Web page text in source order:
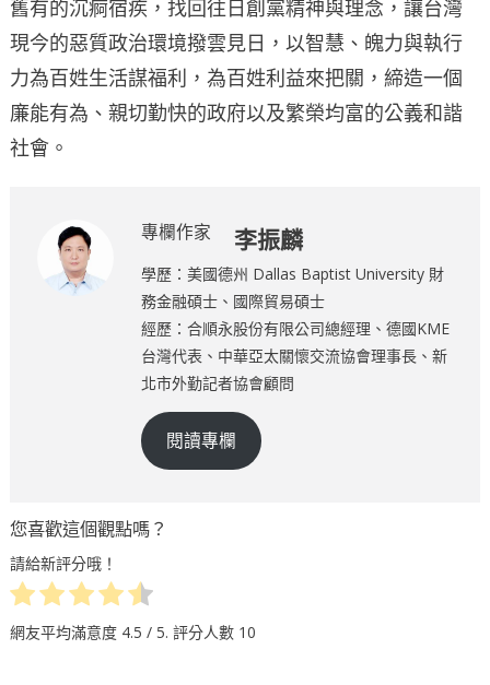
舊有的沉痾宿疾，找回往日創黨精神與理念，讓台灣
現今的惡質政治環境撥雲見日，以智慧、魄力與執行
力為百姓生活謀福利，為百姓利益來把關，締造一個
廉能有為、親切勤快的政府以及繁榮均富的公義和諧
社會。
專欄作家 李振麟
學歷：美國德州 Dallas Baptist University 財
務金融碩士、國際貿易碩士
經歷：合順永股份有限公司總經理、德國KME
台灣代表、中華亞太關懷交流協會理事長、新
北市外勤記者協會顧問
閱讀專欄
您喜歡這個觀點嗎？
請給新評分哦！
網友平均滿意度 4.5 / 5. 評分人數 10